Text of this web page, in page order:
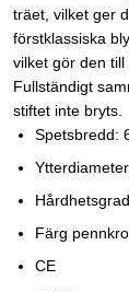
träet, vilket ger
förstklassiska
vilket gör den till
Fullständigt
stiftet inte bryts.
Spetsbredd:
Färg
CE